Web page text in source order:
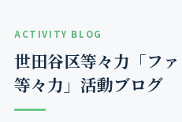
ACTIVITY BLOG
世田谷区等々力「フ
等々力」活動ブログ